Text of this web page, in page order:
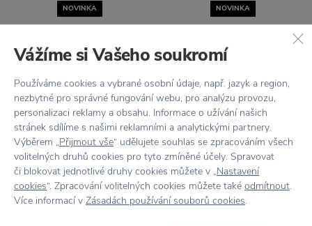
NOVINKA
Termo fľaša Polyrattan
ml
41,49 €
NOVINKA
Termo fľaša Polyrattan
ml
41,49 €
Vážíme si Vašeho soukromí
Používáme cookies a vybrané osobní údaje, např. jazyk a region,
nezbytné pro správné fungování webu, pro analýzu provozu,
personalizaci reklamy a obsahu. Informace o užívání našich
stránek sdílíme s našimi reklamními a analytickými partnery.
Výběrem „Přijmout vše“ udělujete souhlas se zpracováním všech
volitelných druhů cookies pro tyto zmíněné účely. Spravovat
či blokovat jednotlivé druhy cookies můžete v „Nastavení
cookies“. Zpracování volitelných cookies můžete také odmítnout.
Více informací v Zásadách používání souborů cookies.